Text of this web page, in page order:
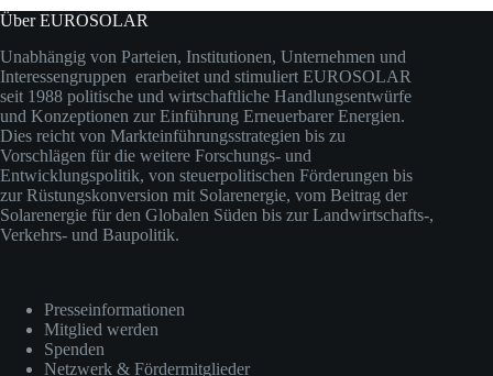
Über EUROSOLAR
Unabhängig von Parteien, Institutionen, Unternehmen und
Interessengruppen erarbeitet und stimuliert EUROSOLAR
seit 1988 politische und wirtschaftliche Handlungsentwürfe
und Konzeptionen zur Einführung Erneuerbarer Energien.
Dies reicht von Markteinführungsstrategien bis zu
Vorschlägen für die weitere Forschungs- und
Entwicklungspolitik, von steuerpolitischen Förderungen bis
zur Rüstungskonversion mit Solarenergie, vom Beitrag der
Solarenergie für den Globalen Süden bis zur Landwirtschafts-,
Verkehrs- und Baupolitik.
Presseinformationen
Mitglied werden
Spenden
Netzwerk & Fördermitglieder